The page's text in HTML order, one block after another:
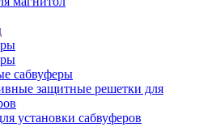
сабвуферы
защитные решетки для
установки сабвуферов